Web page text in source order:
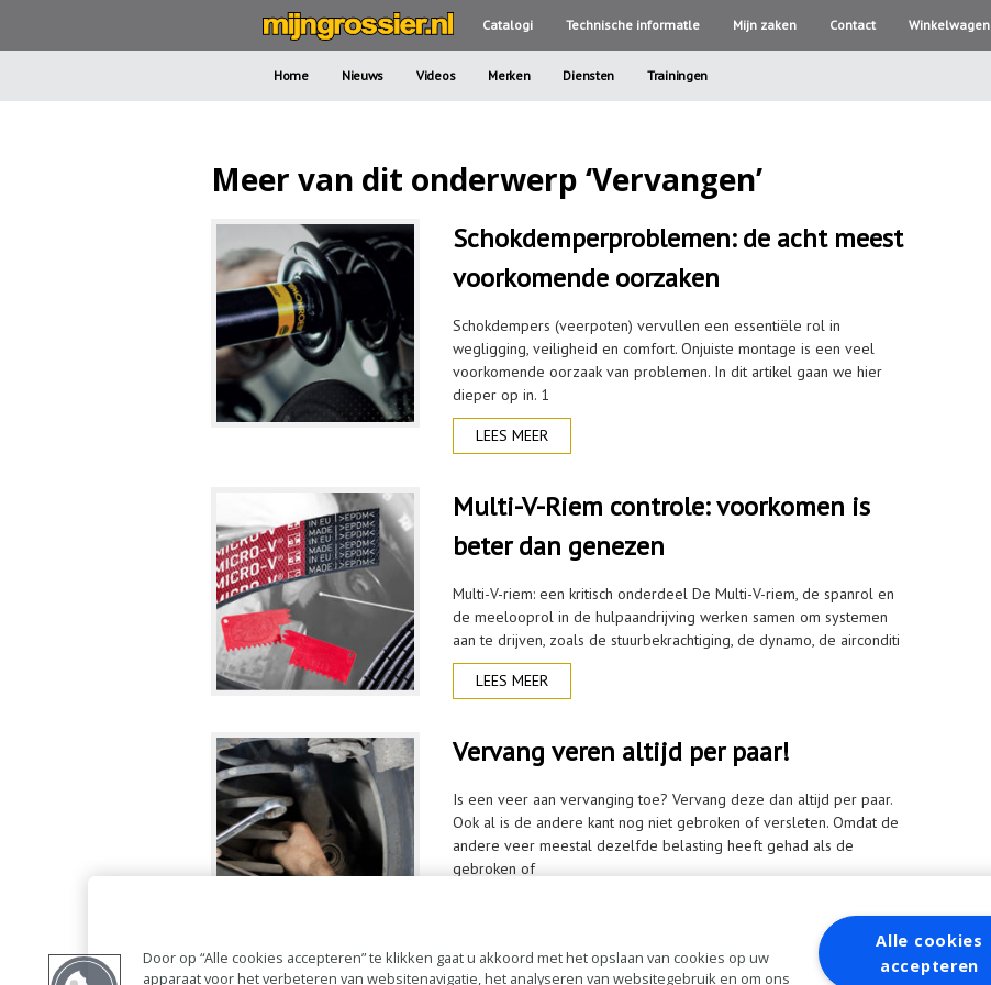
Catalogi Technische informatle Mijn zaken Contact Winkelwagen
Home Nieuws Videos Merken Diensten Trainingen
Meer van dit onderwerp ‘Vervangen’
Schokdemperproblemen: de acht meest
voorkomende oorzaken
Schokdempers (veerpoten) vervullen een essentiële rol in
wegligging, veiligheid en comfort. Onjuiste montage is een veel
voorkomende oorzaak van problemen. In dit artikel gaan we hier
dieper op in. 1
LEES MEER
Multi-V-Riem controle: voorkomen is
beter dan genezen
Multi-V-riem: een kritisch onderdeel De Multi-V-riem, de spanrol en
de meelooprol in de hulpaandrijving werken samen om systemen
aan te drijven, zoals de stuurbekrachtiging, de dynamo, de airconditi
LEES MEER
Vervang veren altijd per paar!
Is een veer aan vervanging toe? Vervang deze dan altijd per paar.
Ook al is de andere kant nog niet gebroken of versleten. Omdat de
andere veer meestal dezelfde belasting heeft gehad als de
gebroken of
Door op “Alle cookies accepteren” te klikken gaat u akkoord met het opslaan van cookies op uw
apparaat voor het verbeteren van websitenavigatie, het analyseren van websitegebruik en om ons
Alle cookies
accepteren